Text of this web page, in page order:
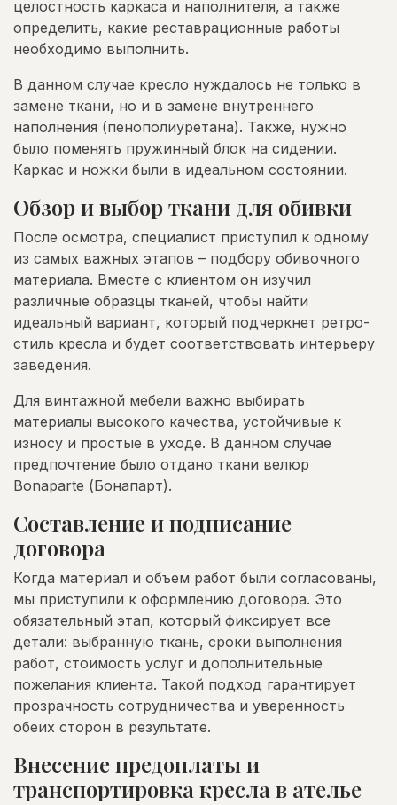
целостность каркаса и наполнителя, а также
определить, какие реставрационные работы
необходимо выполнить.
В данном случае кресло нуждалось не только в
замене ткани, но и в замене внутреннего
наполнения (пенополиуретана). Также, нужно
было поменять пружинный блок на сидении.
Каркас и ножки были в идеальном состоянии.
Обзор и выбор ткани для обивки
После осмотра, специалист приступил к одному
из самых важных этапов – подбору обивочного
материала. Вместе с клиентом он изучил
различные образцы тканей, чтобы найти
идеальный вариант, который подчеркнет ретро-
стиль кресла и будет соответствовать интерьеру
заведения.
Для винтажной мебели важно выбирать
материалы высокого качества, устойчивые к
износу и простые в уходе. В данном случае
предпочтение было отдано ткани велюр
Bonaparte (Бонапарт).
Составление и подписание
договора
Когда материал и объем работ были согласованы,
мы приступили к оформлению договора. Это
обязательный этап, который фиксирует все
детали: выбранную ткань, сроки выполнения
работ, стоимость услуг и дополнительные
пожелания клиента. Такой подход гарантирует
прозрачность сотрудничества и уверенность
обеих сторон в результате.
Внесение предоплаты и
транспортировка кресла в ателье